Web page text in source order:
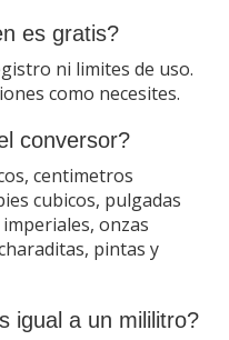
es gratis?
ni limites de uso.
como necesites.
conversor?
centimetros
cubicos, pulgadas
onzas
pintas y
igual a un mililitro?